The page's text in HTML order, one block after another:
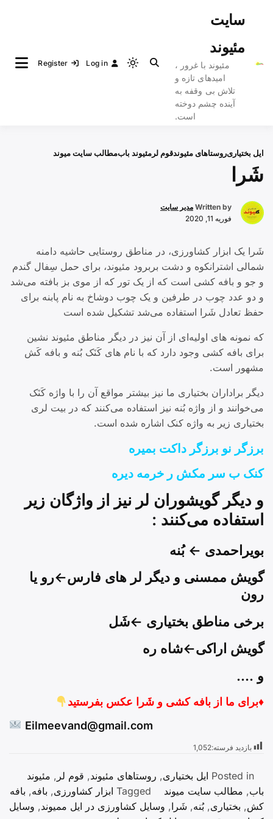
سایت
مئیوند
مئیوند با غرور ،
امیدهای تازه و
تلاش بی وقفه به
آینده چشم دوخته
است.
Light
dark)
Log in
Register
ایل بختیاریروستاهای مئیوندقوم لر مئیوند بابمطالب سایت میوند
شَرا
Written by مدیر سایت
فوریه 11, 2020
شَرا یک ابزار کشاورزی، در مناطق روستایی حاشیه دامنه
شمالی اشترانکوه و دشت بربرود مئیوند، برای حمل سِفال گندم
و جو و بافه کشی است که از یک تور که از موی بز بافته می‌شد
و دو عدد چوب در طرفین و یک چوب دوشاخ به نام پابنه برای
حفظ تعادل شَرا استفاده می‌شد تشکیل شده است
که نمونه های اولیه‌ای از آن نیز در دیگر مناطق مئیوند نشین
برای بافه کشی وجود دارد که با نام های کَنَک بُنه و بافه کَش
مشهور است.
دیگر براداران بختیاری ما نیز بیشتر مواقع آن را با واژه کَنَک
می‌خوانند و از واژه بُنه نیز استفاده می‌کنند که در بیت لری
بختیاری زیر به واژه کنک اشاره شده است.
برزگر نو برزگر داکت بمیره
کنک ب سر مکش ر خرمه دیره
و دیگر گویشوران لر نیز از واژگان زیر
استفاده می‌کنند :
بویراحمدی ← بُنه
گویش ممسنی و دیگر لر های فارس←رو یا
رون
برخی مناطق بختیاری ←شَل
گویش اراکی←شاه ره
و ….
♦️برای ما از بافه کشی و شَرا عکس بفرستید
بازدید فرسته:1,052
Posted in ایل بختیاری, روستاهای مئیوند, قوم لر , مئیوند
باب, مطالب سایت میوند Tagged ابزار کشاورزی, بافه, بافه
کش, بختیاری,بُنه, شَرا, وسایل کشاورزی در ایل ممیوند, وسایل